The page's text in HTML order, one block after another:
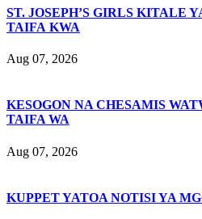
ST. JOSEPH’S GIRLS KITALE
TAIFA KWA
Aug 07, 2026
KESOGON NA CHESAMIS
TAIFA WA
Aug 07, 2026
KUPPET YATOA NOTISI YA